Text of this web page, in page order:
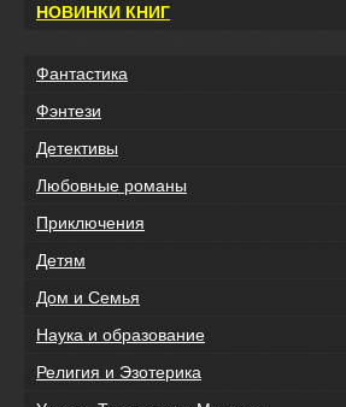
НОВИНКИ КНИГ
Фантастика
Фэнтези
Детективы
Любовные романы
Приключения
Детям
Дом и Семья
Наука и образование
Религия и Эзотерика